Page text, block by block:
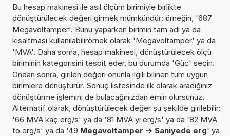
Bu hesap makinesi ile asıl ölçüm birimiyle birlikte
dönüştürülecek değeri girmek mümkündür; örneğin, '687
Megavoltamper'. Bunu yaparken birimin tam adı ya da
kısaltması kullanılabilirörnek olarak 'Megavoltamper' ya da
'MVA'. Daha sonra, hesap makinesi, dönüştürülecek ölçü
biriminin kategorisini tespit eder, bu durumda 'Güç' seçin.
Ondan sonra, girilen değeri onunla ilgili bilinen tüm uygun
birimlere dönüştürür. Sonuç listesinde ilk olarak aradığınız
dönüştürme işlemini de bulacağınızdan emin olursunuz.
Alternatif olarak, dönüştürülecek değer şu şekilde girilebilir:
'66 MVA kaç erg/s' ya da '81 MVA yi erg/s' ya da '82 MVA
to erg/s' ya da '49 Megavoltamper -> Saniyede erg' ya